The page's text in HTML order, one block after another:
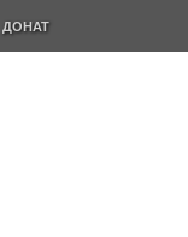
ДОНАТ